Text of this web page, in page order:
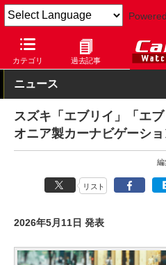
カテゴリ 過去記事
Car Watch ナビ パイオニア
ニュース
スズキ「エブリイ」「エ
オニア製カーナビゲーシ
編
リスト
2026年5月11日 発表